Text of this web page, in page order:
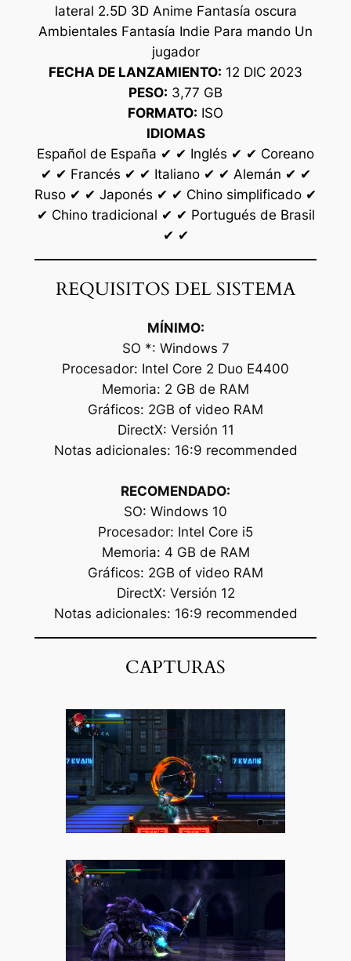
lateral 2.5D 3D Anime Fantasía oscura
Ambientales Fantasía Indie Para mando Un
jugador
FECHA DE LANZAMIENTO: 12 DIC 2023
PESO: 3,77 GB
FORMATO: ISO
IDIOMAS
Español de España ✔ ✔ Inglés ✔ ✔ Coreano
✔ ✔ Francés ✔ ✔ Italiano ✔ ✔ Alemán ✔ ✔
Ruso ✔ ✔ Japonés ✔ ✔ Chino simplificado ✔
✔ Chino tradicional ✔ ✔ Portugués de Brasil
✔ ✔
REQUISITOS DEL SISTEMA
MÍNIMO:
SO *: Windows 7
Procesador: Intel Core 2 Duo E4400
Memoria: 2 GB de RAM
Gráficos: 2GB of video RAM
DirectX: Versión 11
Notas adicionales: 16:9 recommended
RECOMENDADO:
SO: Windows 10
Procesador: Intel Core i5
Memoria: 4 GB de RAM
Gráficos: 2GB of video RAM
DirectX: Versión 12
Notas adicionales: 16:9 recommended
CAPTURAS